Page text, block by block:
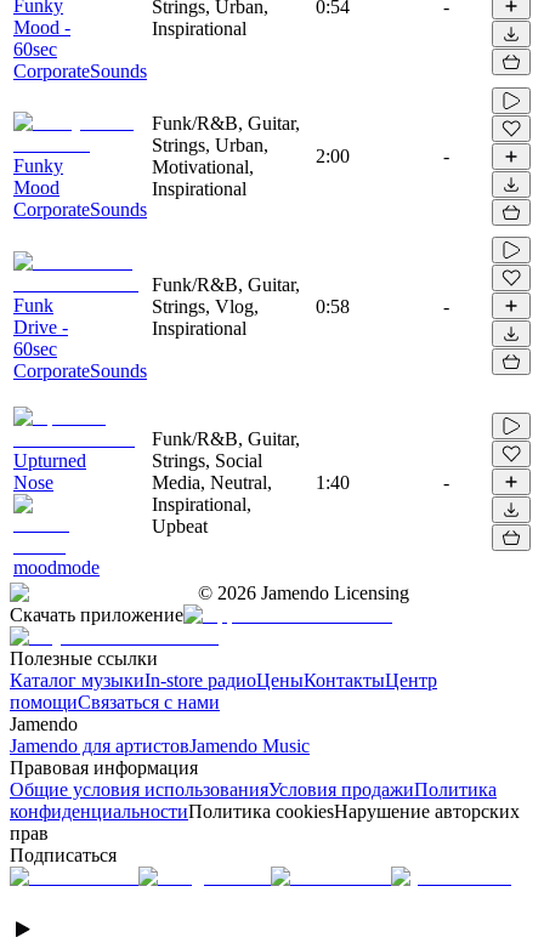
Funky
Mood -
60sec
CorporateSounds
Strings, Urban,
Inspirational
0:54 -
Funky
Mood
CorporateSounds
Funk/R&B, Guitar,
Strings, Urban,
Motivational,
Inspirational
2:00 -
Funk
Drive -
60sec
CorporateSounds
Funk/R&B, Guitar,
Strings, Vlog,
Inspirational
0:58 -
Upturned
Nose
moodmode
Funk/R&B, Guitar,
Strings, Social
Media, Neutral,
Inspirational,
Upbeat
1:40 -
© 2026 Jamendo Licensing
Скачать приложение
Полезные ссылки
Каталог музыкиIn-store радиоЦеныКонтактыЦентр
помощиСвязаться с нами
Jamendo
Jamendo для артистовJamendo Music
Правовая информация
Общие условия использованияУсловия продажиПолитика
конфиденциальностиПолитика cookiesНарушение авторских
прав
Подписаться